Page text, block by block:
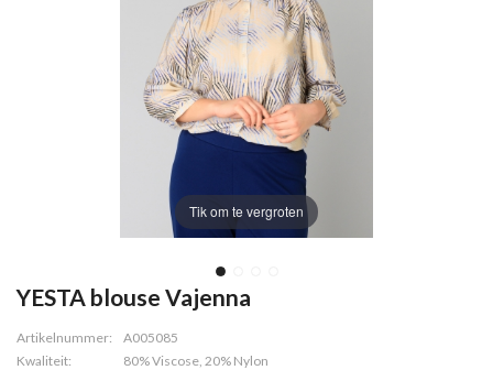
Tik om te vergroten
YESTA blouse Vajenna
Artikelnummer:
A005085
Kwaliteit:
80% Viscose, 20% Nylon